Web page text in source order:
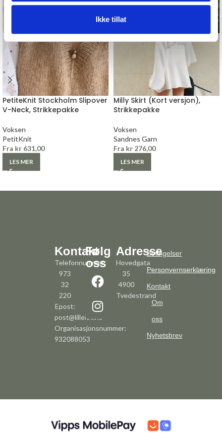
Ikke tillat
PetiteKnit Stockholm Slipover
V-Neck, Strikkepakke
Voksen
PetitKnit
Fra kr 631,00
LES MER
Milly Skirt (Kort versjon),
Strikkepakke
Voksen
Sandnes Garn
Fra kr 276,00
LES MER
Kontakt
Telefonnummer:
973
32
220
Epost:
post@lillelov.no
Organisasjonsnummer:
932088053
Følg
oss
Adresse
Hovedgata
35
4900
Tvedestrand
Betingelser
Personvernserklæring
Kontakt
Om
oss
Nyhetsbrev